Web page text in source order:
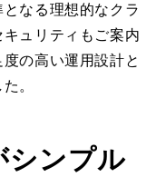
なる理想的なクラ
ュリティもご案内
の高い運用設計と
。
シンプル